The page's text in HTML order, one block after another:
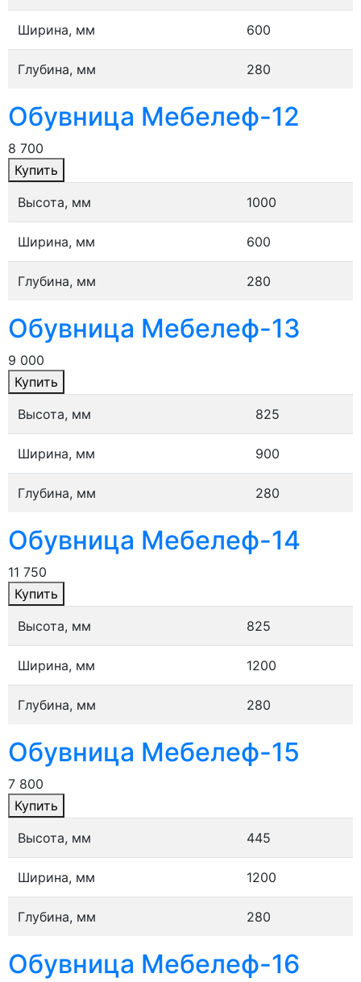
Ширина, мм 600
Глубина, мм 280
Обувница Мебелеф-12
8 700
Купить
Высота, мм
1000
Ширина, мм 600
Глубина, мм 280
Обувница Мебелеф-13
9 000
Купить
Высота, мм
825
Ширина, мм 900
Глубина, мм 280
Обувница Мебелеф-14
11 750
Купить
Высота, мм
825
Ширина, мм 1200
Глубина, мм 280
Обувница Мебелеф-15
7 800
Купить
Высота, мм
445
Ширина, мм 1200
Глубина, мм 280
Обувница Мебелеф-16